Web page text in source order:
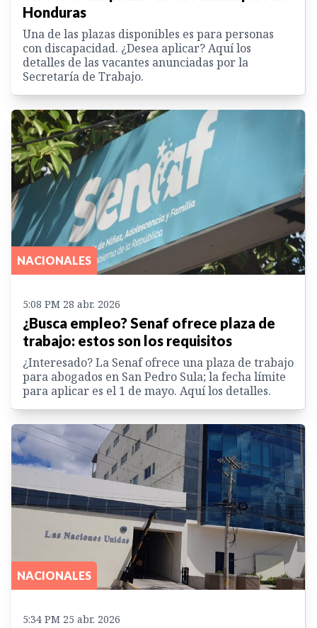
Honduras
Una de las plazas disponibles es para personas
con discapacidad. ¿Desea aplicar? Aquí los
detalles de las vacantes anunciadas por la
Secretaría de Trabajo.
NACIONALES
5:08 PM 28 abr. 2026
¿Busca empleo? Senaf ofrece plaza de
trabajo: estos son los requisitos
¿Interesado? La Senaf ofrece una plaza de trabajo
para abogados en San Pedro Sula; la fecha límite
para aplicar es el 1 de mayo. Aquí los detalles.
NACIONALES
5:34 PM 25 abr. 2026